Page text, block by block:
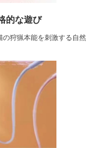
的な遊び
の狩猟本能を刺激する自然